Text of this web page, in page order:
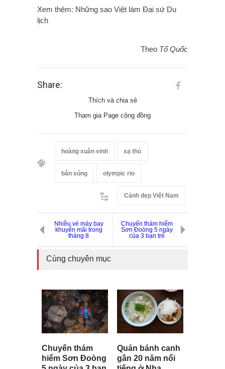
Xem thêm: Những sao Việt làm Đại sứ Du
lịch
Theo Tổ Quốc
Share:
Thích và chia sẻ
Tham gia Page cộng đồng
hoàng xuân vinh xạ thủ
bắn súng olympic rio
Cảnh đẹp Việt Nam
Nhiều vé máy bay
khuyến mãi trong
tháng 8
Chuyến thám hiểm
Sơn Đoòng 5 ngày
của 3 bạn trẻ
Cùng chuyên mục
Chuyến thám
hiểm Sơn Đoòng
Quán bánh canh
gần 20 năm nổi